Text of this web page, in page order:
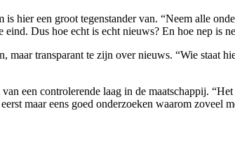
hier een groot tegenstander van. “Neem alle
Dus hoe echt is echt nieuws? En hoe nep is
transparant te zijn over nieuws. “Wie staat
een controlerende laag in de maatschappij.
maar eens goed onderzoeken waarom